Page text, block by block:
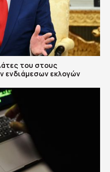
του στους
ενδιάμεσων εκλογών